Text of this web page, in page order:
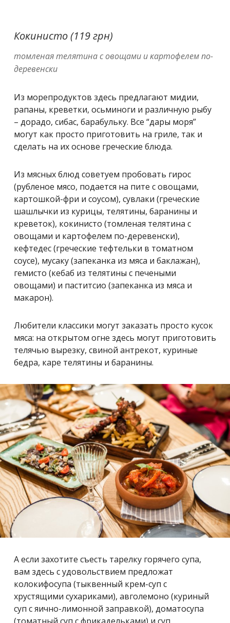
Кокинисто (119 грн)
томленая телятина с овощами и картофелем по-
деревенски
Из морепродуктов здесь предлагают мидии,
рапаны, креветки, осьминоги и различную рыбу
– дорадо, сибас, барабульку. Все “дары моря”
могут как просто приготовить на гриле, так и
сделать на их основе греческие блюда.
Из мясных блюд советуем пробовать гирос
(рубленое мясо, подается на пите с овощами,
картошкой-фри и соусом), сувлаки (греческие
шашлычки из курицы, телятины, баранины и
креветок), кокинисто (томленая телятина с
овощами и картофелем по-деревенски),
кефтедес (греческие тефтельки в томатном
соусе), мусаку (запеканка из мяса и баклажан),
гемисто (кебаб из телятины с печеными
овощами) и паститсио (запеканка из мяса и
макарон).
Любители классики могут заказать просто кусок
мяса: на открытом огне здесь могут приготовить
телячью вырезку, свиной антрекот, куриные
бедра, каре телятины и баранины.
А если захотите съесть тарелку горячего супа,
вам здесь с удовольствием предложат
колокифосупа (тыквенный крем-суп с
хрустящими сухариками), авголемоно (куриный
суп с яично-лимонной заправкой), доматосупа